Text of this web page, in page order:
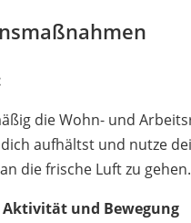
die Wohn- und
aufhältst und nutze
die frische Luft zu gehen.
und Bewegung